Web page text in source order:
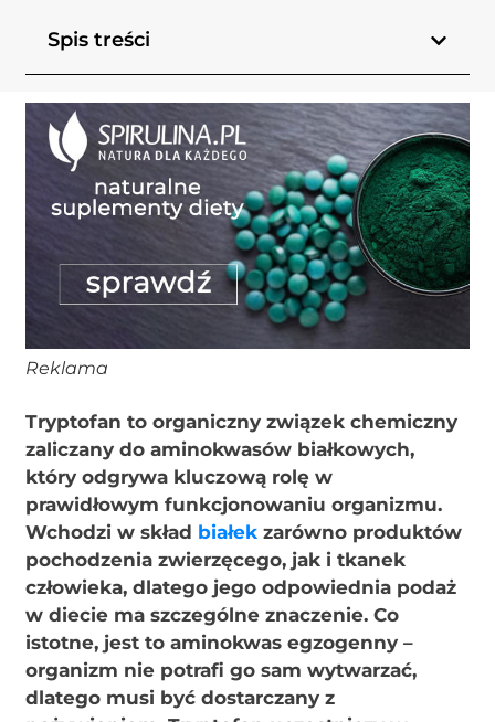
Spis treści
Reklama
Tryptofan to organiczny związek chemiczny
zaliczany do aminokwasów białkowych,
który odgrywa kluczową rolę w
prawidłowym funkcjonowaniu organizmu.
Wchodzi w skład białek zarówno produktów
pochodzenia zwierzęcego, jak i tkanek
człowieka, dlatego jego odpowiednia podaż
w diecie ma szczególne znaczenie. Co
istotne, jest to aminokwas egzogenny –
organizm nie potrafi go sam wytwarzać,
dlatego musi być dostarczany z